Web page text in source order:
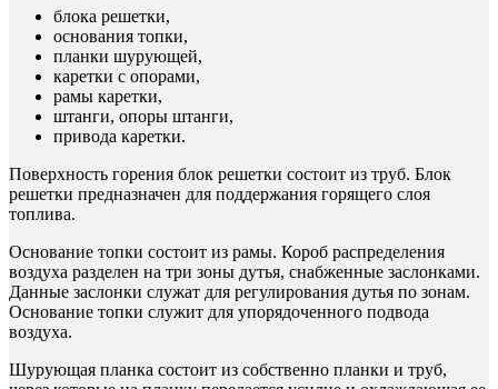
блока решетки,
основания топки,
планки шурующей,
каретки с опорами,
рамы каретки,
штанги, опоры штанги,
привода каретки.
Поверхность горения блок решетки состоит из труб. Блок
решетки предназначен для поддержания горящего слоя
топлива.
Основание топки состоит из рамы. Короб распределения
воздуха разделен на три зоны дутья, снабженные заслонками.
Данные заслонки служат для регулирования дутья по зонам.
Основание топки служит для упорядоченного подвода
воздуха.
Шурующая планка состоит из собственно планки и труб,